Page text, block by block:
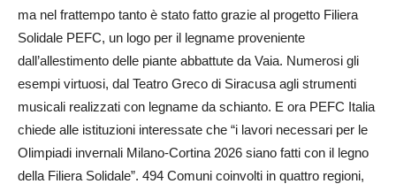
ma nel frattempo tanto è stato fatto grazie al progetto Filiera
Solidale PEFC, un logo per il legname proveniente
dall’allestimento delle piante abbattute da Vaia. Numerosi gli
esempi virtuosi, dal Teatro Greco di Siracusa agli strumenti
musicali realizzati con legname da schianto. E ora PEFC Italia
chiede alle istituzioni interessate che “i lavori necessari per le
Olimpiadi invernali Milano-Cortina 2026 siano fatti con il legno
della Filiera Solidale”. 494 Comuni coinvolti in quattro regioni,